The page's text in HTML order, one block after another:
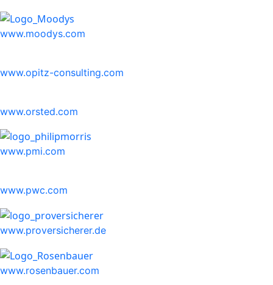
www.moodys.com
www.opitz-consulting.com
www.orsted.com
www.pmi.com
www.pwc.com
www.proversicherer.de
www.rosenbauer.com